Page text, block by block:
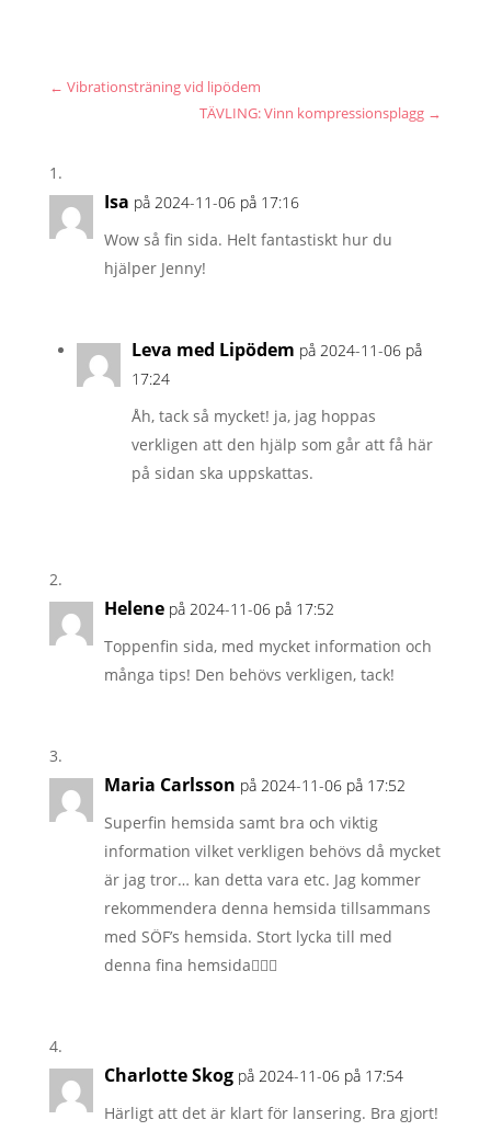
← Vibrationsträning vid lipödem
TÄVLING: Vinn kompressionsplagg →
Isa på 2024-11-06 på 17:16
Wow så fin sida. Helt fantastiskt hur du
hjälper Jenny!
Leva med Lipödem på 2024-11-06 på
17:24
Åh, tack så mycket! ja, jag hoppas
verkligen att den hjälp som går att få här
på sidan ska uppskattas.
Helene på 2024-11-06 på 17:52
Toppenfin sida, med mycket information och
många tips! Den behövs verkligen, tack!
Maria Carlsson på 2024-11-06 på 17:52
Superfin hemsida samt bra och viktig
information vilket verkligen behövs då mycket
är jag tror… kan detta vara etc. Jag kommer
rekommendera denna hemsida tillsammans
med SÖF’s hemsida. Stort lycka till med
denna fina hemsida👌🏻✨
Charlotte Skog på 2024-11-06 på 17:54
Härligt att det är klart för lansering. Bra gjort!